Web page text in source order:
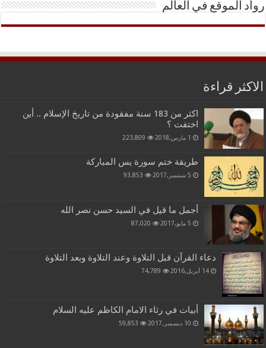
رواد الموقع في العالم
الاكثر قراءة
اكثر من 183 سنة مفقودة من تاريخ الإسلام .. أين
اختفت ؟
1 مارس,2018 223,809
طريقة ختم سورة يس المباركة
5 سبتمبر,2017 93,853
أجمل ما قيل في السيد حسن نصر الله
5 مايو,2017 87,020
دعاء القرآن قبل التلاوة وعند التلاوة وبعد التلاوة
14 أبريل,2016 74,789
أبيات في رثاء الامام الكاظم عليه السلام
10 ديسمبر,2017 59,853